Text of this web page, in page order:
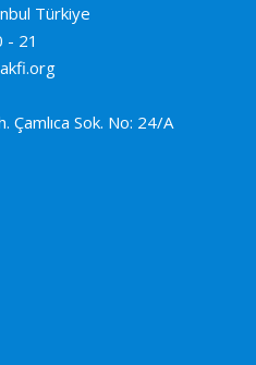
Türkiye
- 21
Çamlıca Sok. No: 24/A